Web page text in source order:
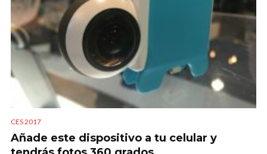
CES 2017
Añade este dispositivo a tu celular y